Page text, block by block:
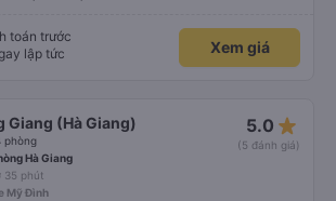
toán trước
lập tức
Xem giá
Giang (Hà Giang)
phòng
5.0 star_rate
(5 đánh giá)
Hà Giang
35 phút
Mỹ Đình